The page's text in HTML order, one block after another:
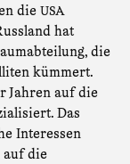
die USA
hat
die
kümmert.
Jahren auf die
Das
Interessen
auf die